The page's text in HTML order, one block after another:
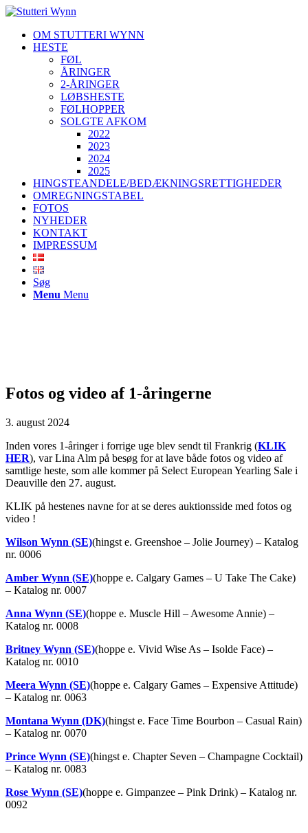
OM STUTTERI WYNN
HESTE
FØL
ÅRINGER
2-ÅRINGER
LØBSHESTE
FØLHOPPER
SOLGTE AFKOM
2022
2023
2024
2025
HINGSTEANDELE/BEDÆKNINGSRETTIGHEDER
OMREGNINGSTABEL
FOTOS
NYHEDER
KONTAKT
IMPRESSUM
Søg
Menu Menu
Fotos og video af 1-åringerne
3. august 2024
Inden vores 1-åringer i forrige uge blev sendt til Frankrig (KLIK
HER), var Lina Alm på besøg for at lave både fotos og video af
samtlige heste, som alle kommer på Select European Yearling Sale i
Deauville den 27. august.
KLIK på hestenes navne for at se deres auktionsside med fotos og
video !
Wilson Wynn (SE)(hingst e. Greenshoe – Jolie Journey) – Katalog
nr. 0006
Amber Wynn (SE)(hoppe e. Calgary Games – U Take The Cake)
– Katalog nr. 0007
Anna Wynn (SE)(hoppe e. Muscle Hill – Awesome Annie) –
Katalog nr. 0008
Britney Wynn (SE)(hoppe e. Vivid Wise As – Isolde Face) –
Katalog nr. 0010
Meera Wynn (SE)(hoppe e. Calgary Games – Expensive Attitude)
– Katalog nr. 0063
Montana Wynn (DK)(hingst e. Face Time Bourbon – Casual Rain)
– Katalog nr. 0070
Prince Wynn (SE)(hingst e. Chapter Seven – Champagne Cocktail)
– Katalog nr. 0083
Rose Wynn (SE)(hoppe e. Gimpanzee – Pink Drink) – Katalog nr.
0092